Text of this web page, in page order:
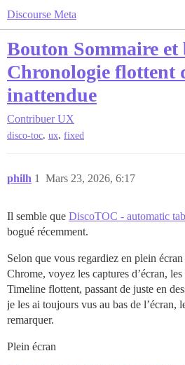
Discourse Meta
Bouton Sommaire et
Chronologie flottent
inattendue
Contribuer UX
disco-toc, ux, fixed
philh Mars 23, 2026, 6:17
1
Il semble que DiscoTOC - automatic
bogué récemment.
Selon que vous regardiez en plein
Chrome, voyez les captures d’écran,
Timeline flottent, passant de juste en
je les ai toujours vus au bas de l’écran,
remarquer.
Plein écran